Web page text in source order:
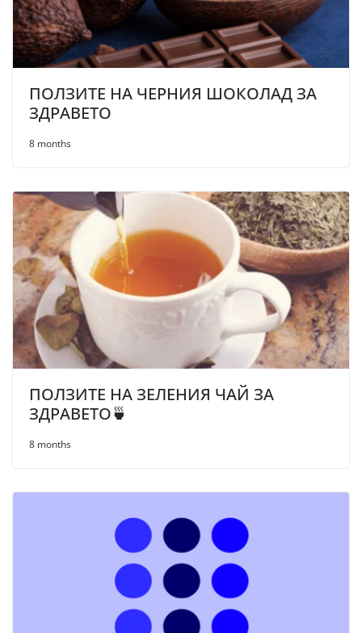
ПОЛЗИТЕ НА ЧЕРНИЯ ШОКОЛАД ЗА
ЗДРАВЕТО
8 months
ПОЛЗИТЕ НА ЗЕЛЕНИЯ ЧАЙ ЗА
ЗДРАВЕТО🍵
8 months